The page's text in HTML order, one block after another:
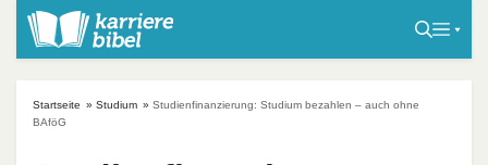
Startseite » Studium » Studienfinanzierung: Studium bezahlen – auch ohne
BAföG